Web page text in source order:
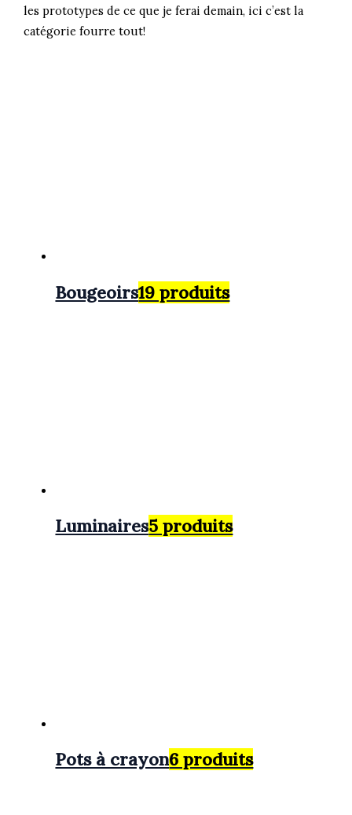
les prototypes de ce que je ferai demain, ici c’est la
catégorie fourre tout!
Bougeoirs19 produits
Luminaires5 produits
Pots à crayon6 produits